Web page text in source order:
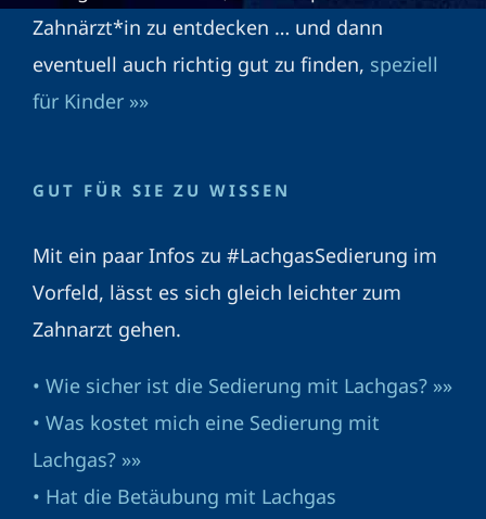
Zahnärzt*in zu entdecken … und dann
eventuell auch richtig gut zu finden, speziell
für Kinder »»
GUT FÜR SIE ZU WISSEN
Mit ein paar Infos zu #LachgasSedierung im
Vorfeld, lässt es sich gleich leichter zum
Zahnarzt gehen.
• Wie sicher ist die Sedierung mit Lachgas? »»
• Was kostet mich eine Sedierung mit
Lachgas? »»
• Hat die Betäubung mit Lachgas